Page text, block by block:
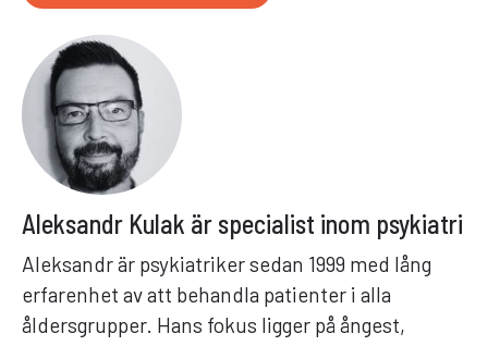
Aleksandr Kulak är specialist inom psykiatri
Aleksandr är psykiatriker sedan 1999 med lång
erfarenhet av att behandla patienter i alla
åldersgrupper. Hans fokus ligger på ångest,